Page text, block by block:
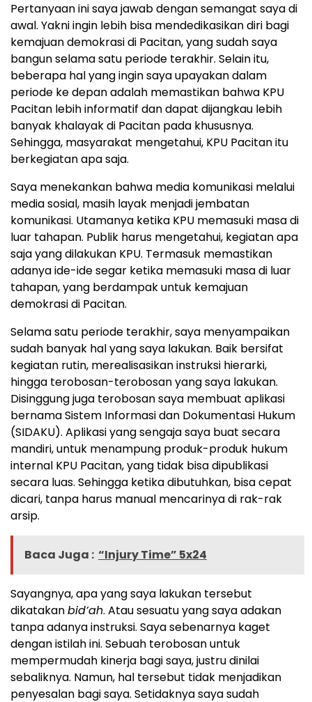
Pertanyaan ini saya jawab dengan semangat saya di
awal. Yakni ingin lebih bisa mendedikasikan diri bagi
kemajuan demokrasi di Pacitan, yang sudah saya
bangun selama satu periode terakhir. Selain itu,
beberapa hal yang ingin saya upayakan dalam
periode ke depan adalah memastikan bahwa KPU
Pacitan lebih informatif dan dapat dijangkau lebih
banyak khalayak di Pacitan pada khususnya.
Sehingga, masyarakat mengetahui, KPU Pacitan itu
berkegiatan apa saja.
Saya menekankan bahwa media komunikasi melalui
media sosial, masih layak menjadi jembatan
komunikasi. Utamanya ketika KPU memasuki masa di
luar tahapan. Publik harus mengetahui, kegiatan apa
saja yang dilakukan KPU. Termasuk memastikan
adanya ide-ide segar ketika memasuki masa di luar
tahapan, yang berdampak untuk kemajuan
demokrasi di Pacitan.
Selama satu periode terakhir, saya menyampaikan
sudah banyak hal yang saya lakukan. Baik bersifat
kegiatan rutin, merealisasikan instruksi hierarki,
hingga terobosan-terobosan yang saya lakukan.
Disinggung juga terobosan saya membuat aplikasi
bernama Sistem Informasi dan Dokumentasi Hukum
(SIDAKU). Aplikasi yang sengaja saya buat secara
mandiri, untuk menampung produk-produk hukum
internal KPU Pacitan, yang tidak bisa dipublikasi
secara luas. Sehingga ketika dibutuhkan, bisa cepat
dicari, tanpa harus manual mencarinya di rak-rak
arsip.
Baca Juga : “Injury Time” 5x24
Sayangnya, apa yang saya lakukan tersebut
dikatakanbid’ah. Atau sesuatu yang saya adakan
tanpa adanya instruksi. Saya sebenarnya kaget
dengan istilah ini. Sebuah terobosan untuk
mempermudah kinerja bagi saya, justru dinilai
sebaliknya. Namun, hal tersebut tidak menjadikan
penyesalan bagi saya. Setidaknya saya sudah